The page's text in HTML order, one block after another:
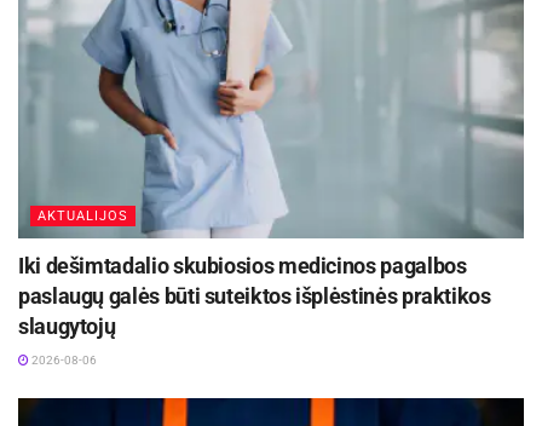
AKTUALIJOS
Iki dešimtadalio skubiosios medicinos pagalbos
paslaugų galės būti suteiktos išplėstinės praktikos
slaugytojų
2026-08-06